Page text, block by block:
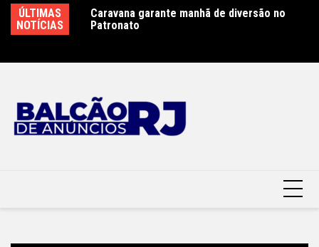
para
ÚLTIMAS
NOTÍCIAS
Caravana garante manhã de diversão no
Patronato
Procuradoria-Geral do Município promove
debate sobre transação tributária e